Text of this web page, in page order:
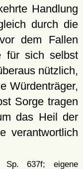
Handlung
durch die
dem Fallen
für sich selbst
nützlich,
Würdenträger,
Sorge tragen
das Heil der
verantwortlich
637f; eigene